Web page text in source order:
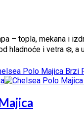
– topla, mekana i
hladnoće i vetra ❄️, a
Brzi